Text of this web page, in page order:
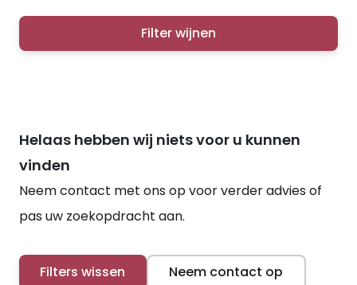
Filter wijnen
Helaas hebben wij niets voor u kunnen
vinden
Neem contact met ons op voor verder advies of
pas uw zoekopdracht aan.
Filters wissen Neem contact op